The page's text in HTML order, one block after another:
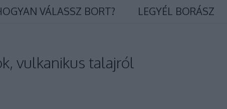
VÁLASSZ BORT?
LEGYÉL BORÁSZ
vulkanikus talajról